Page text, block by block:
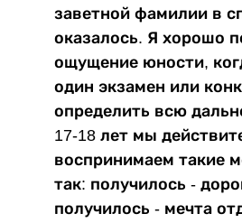
заветной фамилии в
оказалось. Я хорошо
ощущение юности,
один экзамен или
определить всю
17-18 лет мы
воспринимаем такие
так: получилось -
получилось - мечта